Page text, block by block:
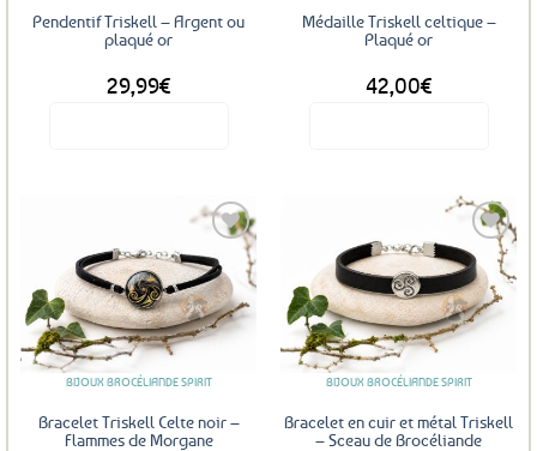
Pendentif Triskell – Argent ou
plaqué or
29,99€
variations.
Les
options
peuvent
être
choisies
sur
Médaille Triskell celtique –
Plaqué or
42,00€
Ajouter
aux
favoris
BIJOUX BROCÉLIANDE SPIRIT
Bracelet Triskell Celte noir –
Flammes de Morgane
Ajouter
aux
favoris
BIJOUX BROCÉLIANDE SPIRIT
Bracelet en cuir et métal Triskell
– Sceau de Brocéliande